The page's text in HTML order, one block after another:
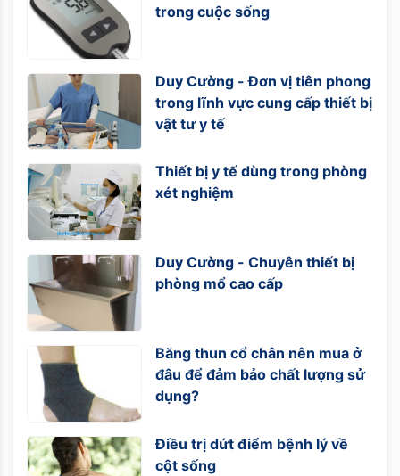
trong cuộc sống
Duy Cường - Đơn vị tiên phong
trong lĩnh vực cung cấp thiết bị
vật tư y tế
Thiết bị y tế dùng trong phòng
xét nghiệm
Duy Cường - Chuyên thiết bị
phòng mổ cao cấp
Băng thun cổ chân nên mua ở
đâu để đảm bảo chất lượng sử
dụng?
Điều trị dứt điểm bệnh lý về
cột sống